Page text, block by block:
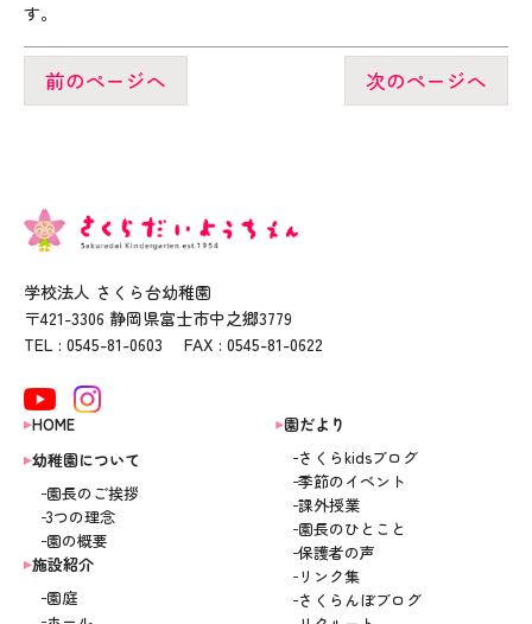
す。
前のページへ 次のページへ
学校法人 さくら台幼稚園
〒421-3306 静岡県富士市中之郷3779
TEL : 0545-81-0603 FAX : 0545-81-0622
HOME
幼稚園について
園長のご挨拶
3つの理念
園の概要
施設紹介
園庭
園だより
さくらkidsブログ
季節のイベント
課外授業
園長のひとこと
保護者の声
リンク集
さくらんぼブログ